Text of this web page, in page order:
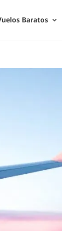
Baratos